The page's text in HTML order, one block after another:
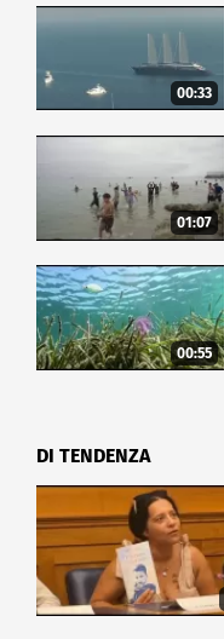
00:33
01:07
00:55
DI TENDENZA